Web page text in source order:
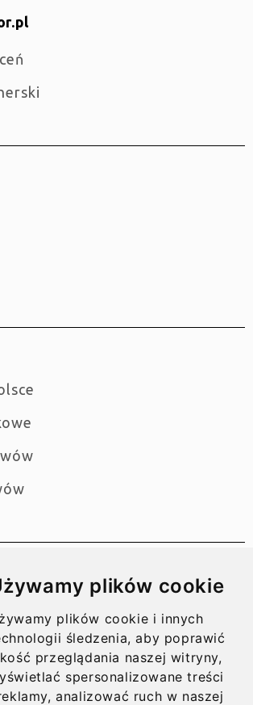
plików cookie
plików cookie i innych
śledzenia, aby poprawić
przeglądania naszej witryny,
spersonalizowane treści
analizować ruch w naszej